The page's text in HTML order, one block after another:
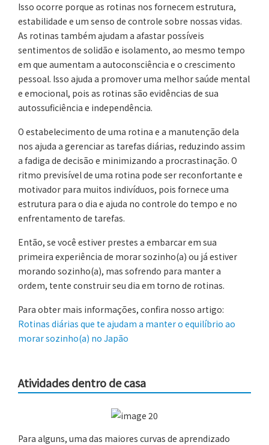
Isso ocorre porque as rotinas nos fornecem estrutura,
estabilidade e um senso de controle sobre nossas vidas.
As rotinas também ajudam a afastar possíveis
sentimentos de solidão e isolamento, ao mesmo tempo
em que aumentam a autoconsciência e o crescimento
pessoal. Isso ajuda a promover uma melhor saúde mental
e emocional, pois as rotinas são evidências de sua
autossuficiência e independência.
O estabelecimento de uma rotina e a manutenção dela
nos ajuda a gerenciar as tarefas diárias, reduzindo assim
a fadiga de decisão e minimizando a procrastinação. O
ritmo previsível de uma rotina pode ser reconfortante e
motivador para muitos indivíduos, pois fornece uma
estrutura para o dia e ajuda no controle do tempo e no
enfrentamento de tarefas.
Então, se você estiver prestes a embarcar em sua
primeira experiência de morar sozinho(a) ou já estiver
morando sozinho(a), mas sofrendo para manter a
ordem, tente construir seu dia em torno de rotinas.
Para obter mais informações, confira nosso artigo:
Rotinas diárias que te ajudam a manter o equilíbrio ao
morar sozinho(a) no Japão
Atividades dentro de casa
Para alguns, uma das maiores curvas de aprendizado